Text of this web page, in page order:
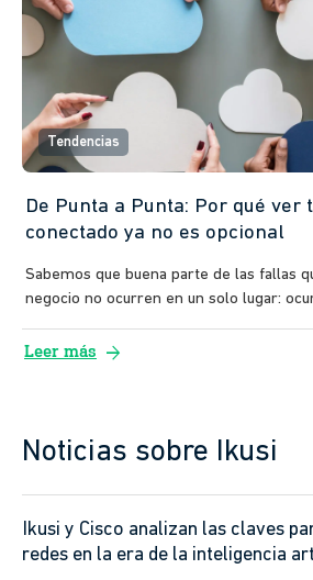
Tendencias
De Punta a Punta: Por qué ver
conectado ya no es opcional
Sabemos que buena parte de las fallas
negocio no ocurren en un solo lugar:
Leer más arrow_forward
Noticias sobre Ikusi
Ikusi y Cisco analizan las claves
redes en la era de la inteligencia